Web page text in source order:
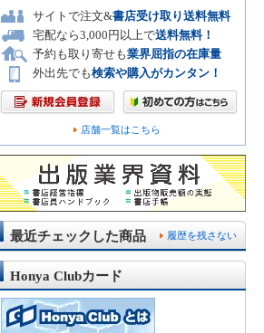
サイトで注文&書店受け取り送料無料
宅配なら3,000円以上で送料無料！
予約も取り寄せも業界屈指の在庫量
外出先でも検索や購入がカンタン！
店舗一覧はこちら
履歴を残さない
最近チェックした商品
Honya Clubカード